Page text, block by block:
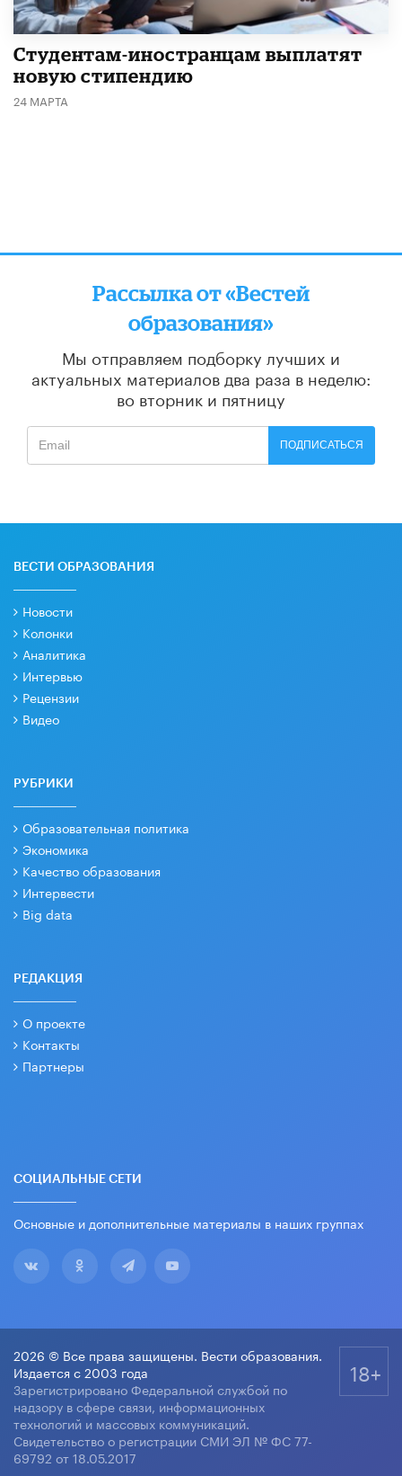
Студентам-иностранцам выплатят
новую стипендию
24 МАРТА
Рассылка от «Вестей
образования»
Мы отправляем подборку лучших и
актуальных материалов два раза в неделю:
во вторник и пятницу
ПОДПИСАТЬСЯ
ВЕСТИ ОБРАЗОВАНИЯ
Новости
Колонки
Аналитика
Интервью
Рецензии
Видео
РУБРИКИ
Образовательная политика
Экономика
Качество образования
Интервести
Big data
РЕДАКЦИЯ
О проекте
Контакты
Партнеры
СОЦИАЛЬНЫЕ СЕТИ
Основные и дополнительные материалы в наших группах
2026 © Все права защищены. Вести образования.
Издается с 2003 года
Зарегистрировано Федеральной службой по
надзору в сфере связи, информационных
технологий и массовых коммуникаций.
Свидетельство о регистрации СМИ ЭЛ № ФС 77-
69792 от 18.05.2017
18+